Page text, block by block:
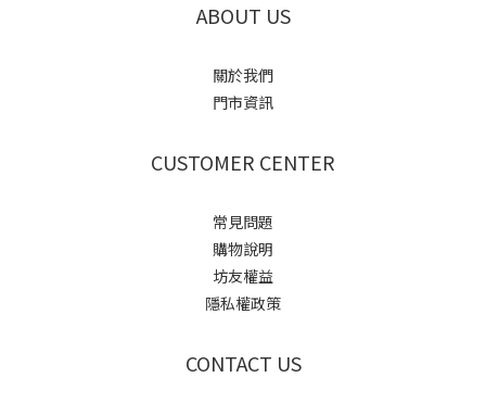
ABOUT US
關於我們
門市資訊
CUSTOMER CENTER
常見問題
購物說明
坊友權益
隱私權政策
CONTACT US